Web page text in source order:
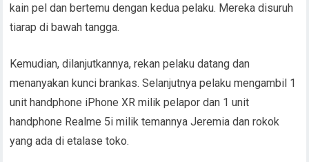
kain pel dan bertemu dengan kedua pelaku. Mereka disuruh
tiarap di bawah tangga.
Kemudian, dilanjutkannya, rekan pelaku datang dan
menanyakan kunci brankas. Selanjutnya pelaku mengambil 1
unit handphone iPhone XR milik pelapor dan 1 unit
handphone Realme 5i milik temannya Jeremia dan rokok
yang ada di etalase toko.